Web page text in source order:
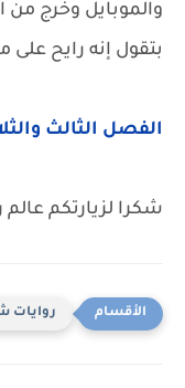
والموبايل وخرج من
بتقول إنه رايح
الفصل الثالث
شكرا لزيارتكم
روايات